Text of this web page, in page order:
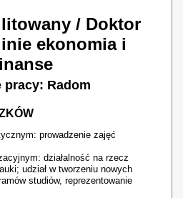
/ Doktor
ekonomia i
pracy: Radom
prowadzenie zajęć
działalność na rzecz
udział w tworzeniu nowych
studiów, reprezentowanie